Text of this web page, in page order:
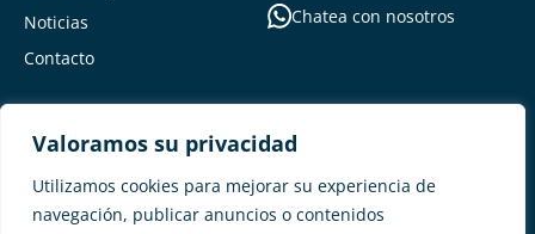
Valoramos su privacidad
Utilizamos cookies para mejorar su experiencia de
navegación, publicar anuncios o contenidos
Noticias
Contacto
Chatea con nosotros